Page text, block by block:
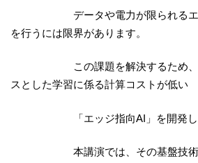
データや電力が限られるエッ
を行うには限界があります。
この課題を解決するため、レ
スとした学習に係る計算コストが低い
「エッジ指向AI」を開発して
本講演では、その基盤技術と